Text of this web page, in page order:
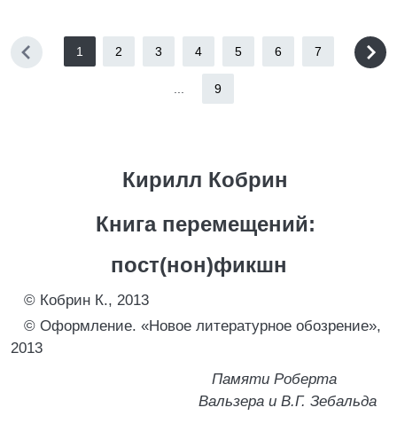
1 2 3 4 5 6 7
9
Кирилл Кобрин
Книга перемещений:
пост(нон)фикшн
© Кобрин К., 2013
© Оформление. «Новое литературное обозрение»,
2013
Памяти Роберта
Вальзера и В.Г. Зебальда